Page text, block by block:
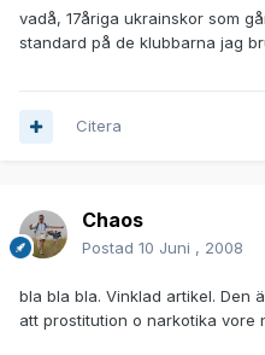
vadå, 17åriga ukrainskor som
standard på de klubbarna jag
Citera
Chaos
Postad 10 Juni , 2008
bla bla bla. Vinklad artikel. Den
att prostitution o narkotika vore